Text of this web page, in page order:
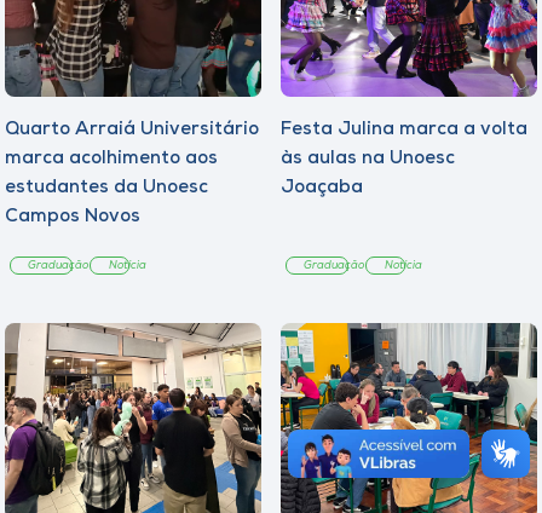
Quarto Arraiá Universitário
marca acolhimento aos
estudantes da Unoesc
Campos Novos
Graduação Notícia
Festa Julina marca a volta
às aulas na Unoesc
Joaçaba
Graduação Notícia